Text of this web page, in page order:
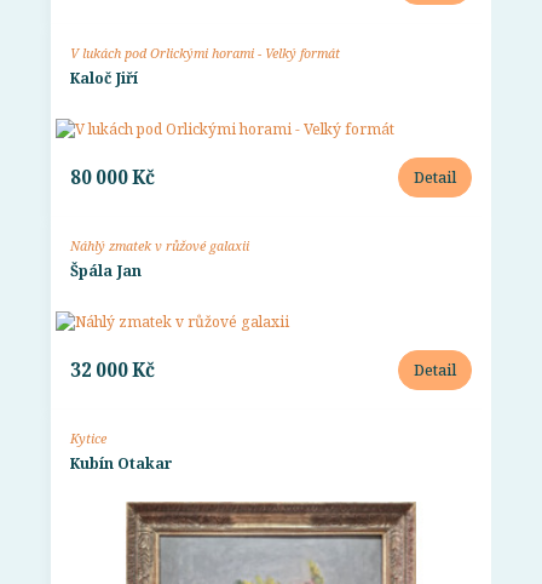
V lukách pod Orlickými horami - Velký formát
Kaloč Jiří
80 000 Kč Detail
Náhlý zmatek v růžové galaxii
Špála Jan
32 000 Kč Detail
Kytice
Kubín Otakar